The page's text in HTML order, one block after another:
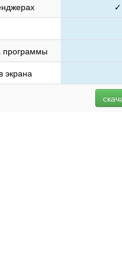
✓
программы
экрана